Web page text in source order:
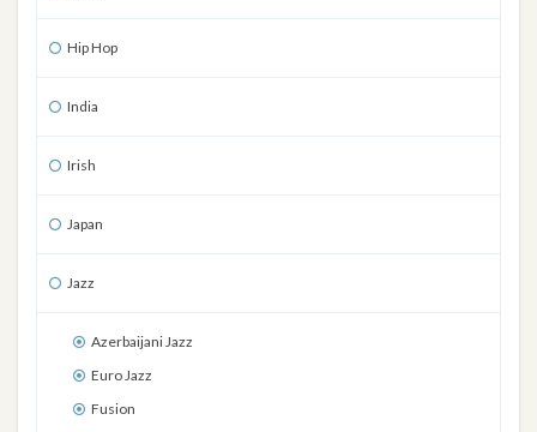
Hip Hop
India
Irish
Japan
Jazz
Azerbaijani Jazz
Euro Jazz
Fusion